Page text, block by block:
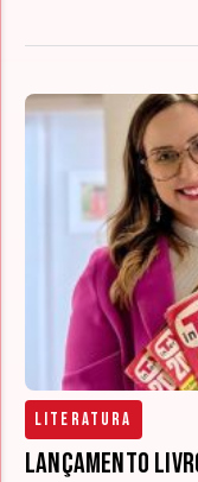
Literatura
Lançamento